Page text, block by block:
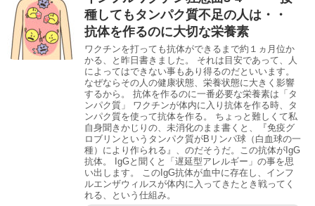
種してもタンパク質不足の人は・・
抗体を作るのに大切な栄養素
ワクチンを打っても抗体ができるまで約１ヵ月位か
かる、と昨日書きました。 それは目安であって、人
によってはできない事もあり得るのだといいます。
なぜならその人の健康状態、栄養状態に大きく影響
するから。 抗体を作るのに一番必要な栄養素は「タ
ンパク質」 ワクチンが体内に入り抗体を作る時、タ
ンパク質を使って抗体を作る。 ちょっと難しくて私
自身聞きかじりの、未消化のまま書くと、『免疫グ
ロブリンというタンパク質がBリンパ球（白血球の一
種）により作られる』、のだそうだ。この抗体がIgG
抗体。 IgGと聞くと「遅延型アレルギー」の事を思
い出します。 このIgG抗体が血中に存在し、インフ
ルエンザウィルスが体内に入ってきたとき戦ってく
れる、という仕組み。